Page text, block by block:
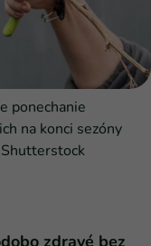
ponechanie
na konci sezóny